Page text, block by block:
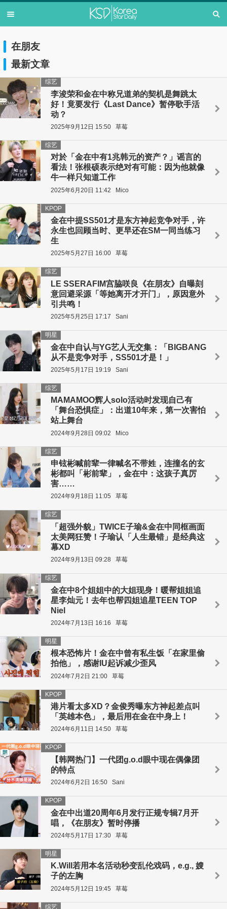
在朋友
最新文章
李浚荣和金在中称兄道弟的契机是舞跳太
好！竟要发行《Last Dance》暂停歌手活
动？
综艺
2025年9月12日 15:50 草莓
对於「金在中有1兆韩元的资产？」谣言的
看法！张根硕表示绝对有可能：因为他就像
牛一样只知道工作
综艺
2025年6月20日 11:42 Mico
金在中提SS501才是东方神起竞争对手，许
永生也回顾当时、更早还在SM一同当练习
生
KPOP
2025年5月27日 16:00 草莓
LE SSERAFIM宫脇咲良《在朋友》自曝刻
意回避采源「等她离开才开门」，原因意外
引共鸣！
综艺
2025年5月25日 17:17 Sani
金在中自认与YG艺人无交集：「BIGBANG
从不是竞争对手，SS501才是！」
明星
2025年5月17日 19:19 Sani
MAMAMOO辉人solo活动时发现自己有
「舞台恐惧症」：出道10年来，第一次害怕
站上舞台
综艺
2024年9月28日 09:02 Mico
申铉彬喊前辈一律喊名不带姓，连撞名的玄
彬都叫「彬前辈」，金在中：这孩子真厉
害……
综艺
2024年9月18日 11:05 草莓
「超强外貌」TWICE子瑜&金在中同框画面
太美网狂赞！子瑜认「人生最错」是经典这
幕XD
综艺
2024年9月13日 09:28 草莓
金在中8个姐姐中的大姐现身！暖帮姐姐追
星李灿元！去年也帮四姐追星TEEN TOP
Niel
综艺
2024年7月13日 16:16 草莓
根本恐怖片！金在中曾有私生饭「在家里偷
拍他」，感谢IU起诉减少歪风
明星
2024年7月2日 21:00 草莓
港片看太多XD？金俊秀曝东方神起差点叫
「英雄本色」，最后用在金在中身上！
KPOP
2024年6月11日 14:50 草莓
【韩网热门】一代团g.o.d眼中现在偶像团
的特点
KPOP
2024年6月2日 16:50 Sani
金在中出道20周年6月发行正规专辑7月开
唱，《在朋友》暂时停播
KPOP
2024年5月17日 17:30 草莓
K.Will若用本名活动秒变乱伦戏码，e.g., 嫂
子的左胸
明星
2024年5月12日 19:45 草莓
综艺